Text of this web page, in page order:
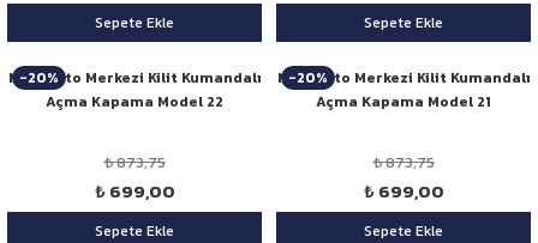
Sepete Ekle Sepete Ekle
-20%
Niken Oto Merkezi Kilit Kumandalı
Açma Kapama Model 22
₺ 873,75
₺ 699,00
Sepete Ekle
-20%
Niken Oto Merkezi Kilit Kumandalı
Açma Kapama Model 21
₺ 873,75
₺ 699,00
Sepete Ekle